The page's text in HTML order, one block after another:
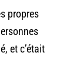
propres
et c’était